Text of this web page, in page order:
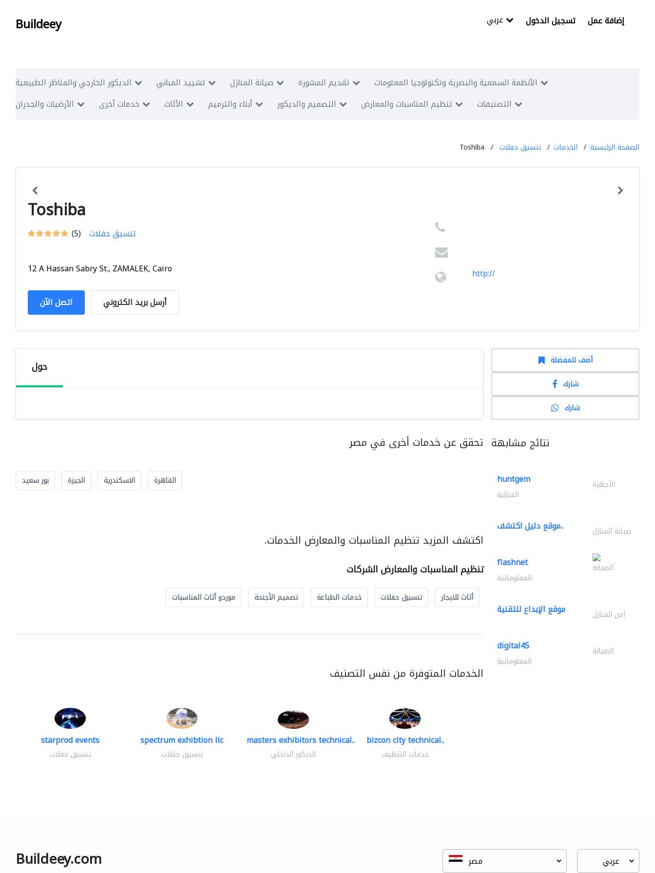
Buildeey تسجيل الدخول إضافة عمل
الديكور الخارجي والمناظر الطبيعية تشييد المباني صيانة المنازل تقديم المشورة
الأنظمة السمعية والبصرية وتكنولوجيا المعلومات
الأرضيات والجدران
خدمات أخرى الأثاث أبناء والترميم التصميم والديكور تنظيم المناسبات والمعارض التصنيفات
الصفحة الرئيسية الخدمات تنسيق حفلات Toshiba
Toshiba
(5) تنسيق حفلات
12 A Hassan Sabry St., ZAMALEK, Cairo
اتصل الآن أرسل بريد الكتروني
http://
حول
تحقق عن خدمات أخرى في مصر
القاهرة الاسكندرية الجيزة بور سعيد
اكتشف المزيد تنظيم المناسبات والمعارض الخدمات.
تنظيم المناسبات والمعارض الشركات
أثاث للايجار تنسيق حفلات خدمات الطباعة تصميم الأجنحة موردو أثاث المناسبات
الخدمات المتوفرة من نفس التصنيف
starprod events
تنسيق حفلات
spectrum exhibtion llc
تنسيق حفلات
masters exhibitors technical..
الديكور الداخلي
bizcon city technical..
خدمات التنظيف
أضف للمفضلة
شارك
شارك
نتائج مشابهة
huntgem الأجهزة
المنزلية
موقع دليل اكتشف.. صيانة المنازل
flashnet الصيانة
المعلوماتية
موقع الإبداع للتقنية أمن المنازل
digital45 الصيانة
المعلوماتية
Buildeey.com